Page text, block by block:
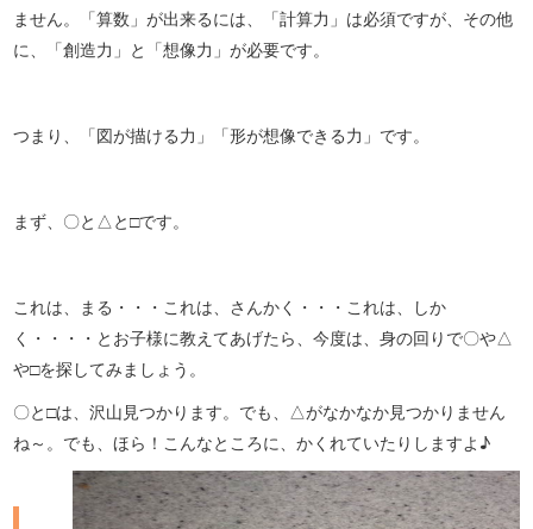
ません。「算数」が出来るには、「計算力」は必須ですが、その他
に、「創造力」と「想像力」が必要です。
つまり、「図が描ける力」「形が想像できる力」です。
まず、〇と△と□です。
これは、まる・・・これは、さんかく・・・これは、しか
く・・・・とお子様に教えてあげたら、今度は、身の回りで〇や△
や□を探してみましょう。
〇と□は、沢山見つかります。でも、△がなかなか見つかりません
ね～。でも、ほら！こんなところに、かくれていたりしますよ♪